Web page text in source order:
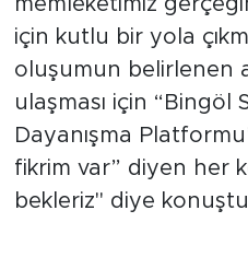
için kutlu bir yola
oluşumun belirlenen
ulaşması için “Bingöl
Dayanışma
fikrim var” diyen her
bekleriz" diye